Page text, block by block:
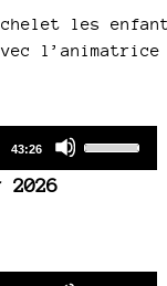
les
l’animatrice
Total
43:26
increase